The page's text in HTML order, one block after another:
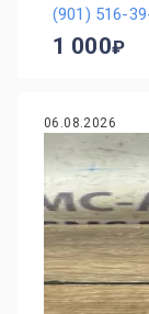
(901) 516-
1 000
06.08.2026